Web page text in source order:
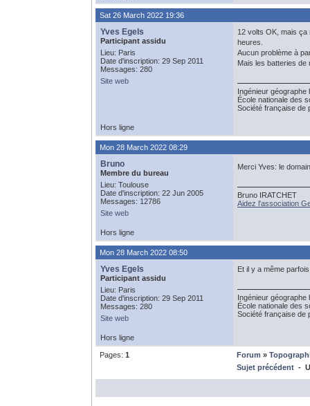
Sat 26 March 2022 19:36
Yves Egels
Participant assidu
Lieu: Paris
Date d'inscription: 29 Sep 2011
Messages: 280
Site web
12 volts OK, mais ça
heures.
Aucun problème à
Mais les batteries
Ingénieur géographe
École nationale des
Société française de
Hors ligne
Mon 28 March 2022 08:29
Bruno
Membre du bureau
Lieu: Toulouse
Date d'inscription: 22 Jun 2005
Messages: 12786
Site web
Merci Yves: le
Bruno IRATCHET
Aidez l'association
Hors ligne
Mon 28 March 2022 08:50
Yves Egels
Participant assidu
Lieu: Paris
Date d'inscription: 29 Sep 2011
Messages: 280
Site web
Et il y a même
Ingénieur géographe
École nationale des
Société française de
Hors ligne
Pages: 1 Forum »
Sujet précédent -